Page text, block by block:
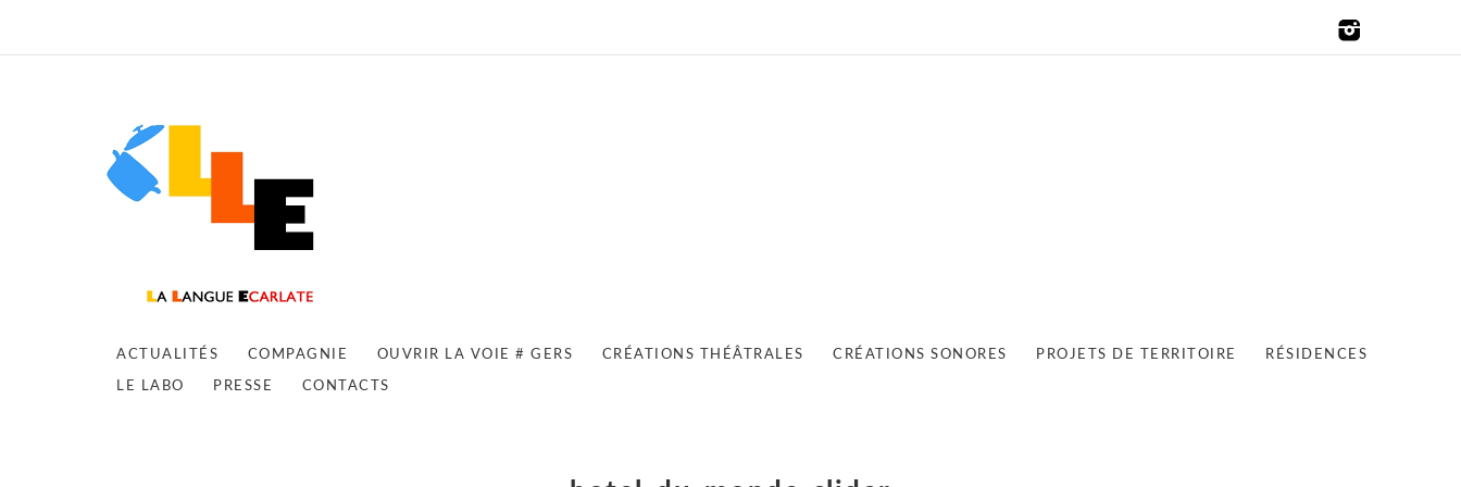
ACTUALITÉS COMPAGNIE OUVRIR LA VOIE # GERS CRÉATIONS THÉÂTRALES CRÉATIONS SONORES PROJETS DE TERRITOIRE RÉSIDENCES
LE LABO PRESSE CONTACTS